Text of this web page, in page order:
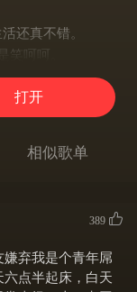
还真不错。
笑呵呵。
艺的小伙。
没房没车。
在身边
，就起床气练摊
有钱了
在身边
却已经，嫁人了
打开
相似歌单
389
弃我是个青年屌
点半起床，白天